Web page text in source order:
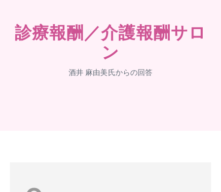
診療報酬／介護報酬サロ
ン
酒井 麻由美氏からの回答